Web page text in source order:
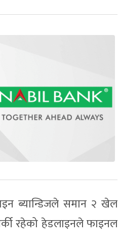
ब्यान्डिजले समान २ खेल
रहेको हेडलाइनले फाइनल